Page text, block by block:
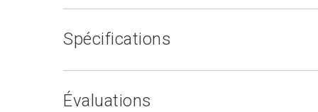
Spécifications
Évaluations